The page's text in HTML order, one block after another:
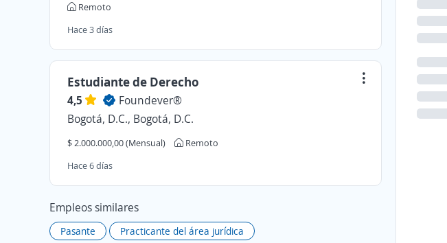
Remoto
Hace 3 días
Estudiante de Derecho
4,5
Foundever®
Bogotá, D.C., Bogotá, D.C.
$ 2.000.000,00 (Mensual)
Remoto
Hace 6 días
Empleos similares
Pasante Practicante del área jurídica